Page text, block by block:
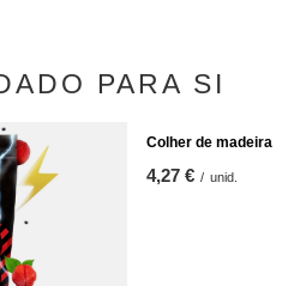
PARA SI
Colher de madeira
4,27 € / unid.